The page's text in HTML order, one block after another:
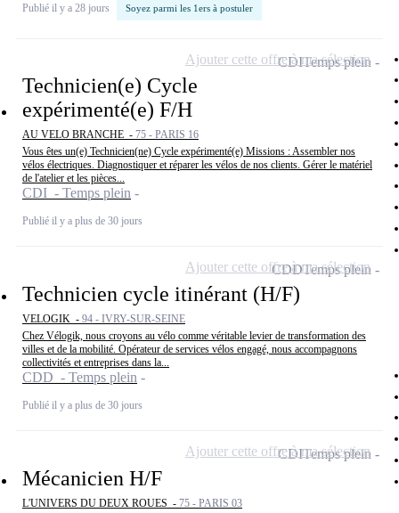
Publié il y a 28 jours Soyez parmi les 1ers à postuler
Technicien(e) Cycle
expérimenté(e) F/H
AU VELO BRANCHE - 75 - PARIS 16
Vous êtes un(e) Technicien(ne) Cycle expérimenté(e) Missions : Assembler nos
vélos électriques. Diagnostiquer et réparer les vélos de nos clients. Gérer le matériel
de l'atelier et les pièces...
CDI - Temps plein
Publié il y a plus de 30 jours
CDITemps plein
Ajouter cette offre à ma sélection
Technicien cycle itinérant (H/F)
VELOGIK - 94 - IVRY-SUR-SEINE
Chez Vélogik, nous croyons au vélo comme véritable levier de transformation des
villes et de la mobilité. Opérateur de services vélos engagé, nous accompagnons
collectivités et entreprises dans la...
CDD - Temps plein
Publié il y a plus de 30 jours
CDDTemps plein
Ajouter cette offre à ma sélection
Mécanicien H/F
L'UNIVERS DU DEUX ROUES - 75 - PARIS 03
CDITemps plein
Ajouter cette offre à ma sélection